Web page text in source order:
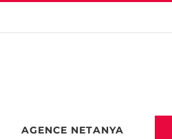
AGENCE NETANYA